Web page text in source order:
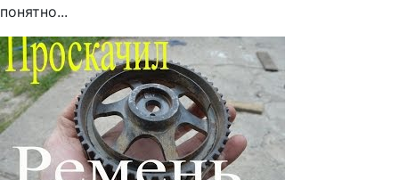
понятно...